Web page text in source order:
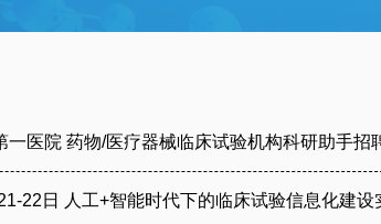
一医院 药物/医疗器械临床试验机构科研助手招
22日 人工+智能时代下的临床试验信息化建